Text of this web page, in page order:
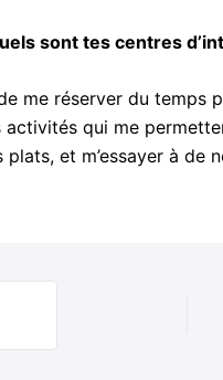
sont tes centres
me réserver du
qui me
et m’essayer à